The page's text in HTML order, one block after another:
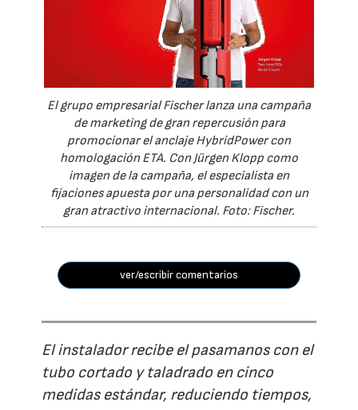
El grupo empresarial Fischer lanza una campaña
de marketing de gran repercusión para
promocionar el anclaje HybridPower con
homologación ETA. Con Jürgen Klopp como
imagen de la campaña, el especialista en
fijaciones apuesta por una personalidad con un
gran atractivo internacional. Foto: Fischer.
ver/escribir comentarios
El instalador recibe el pasamanos con el
tubo cortado y taladrado en cinco
medidas estándar, reduciendo tiempos,